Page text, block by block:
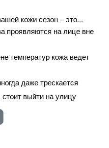
кожи сезон – это...
проявляются на лице вне
температур кожа ведет
даже трескается
выйти на улицу